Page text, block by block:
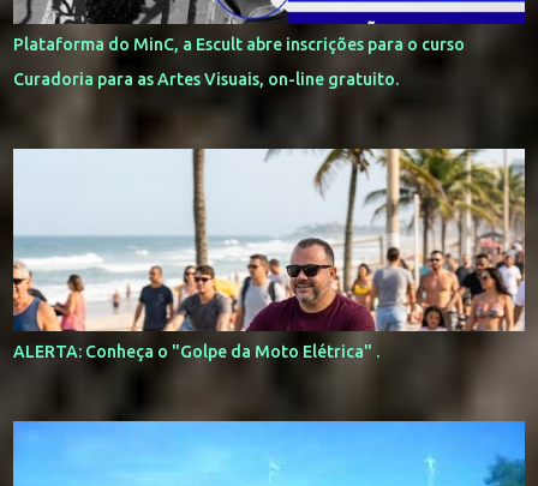
Plataforma do MinC, a Escult abre inscrições para o curso
Curadoria para as Artes Visuais, on-line gratuito.
ALERTA: Conheça o "Golpe da Moto Elétrica" .